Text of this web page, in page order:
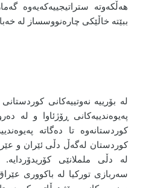
هەڵکەوتە ستراتیجییەکەیەوە
ببێتە خاڵێکی چارەنووسساز لە
لە بۆرییە نەوتییەکانی
پەیوەندییەکانی ڕۆژئاوا و لە
کوردستانەوە تا دەگاتە
کوردستان لەگەڵ دڵی ئێران و
لە دڵی ململانێی
سەربازی تورکیا لە باکووری